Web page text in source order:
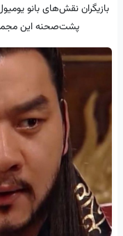
بازیگران نقش‌های بانو
پشت‌صحنه این مجموعه در سال